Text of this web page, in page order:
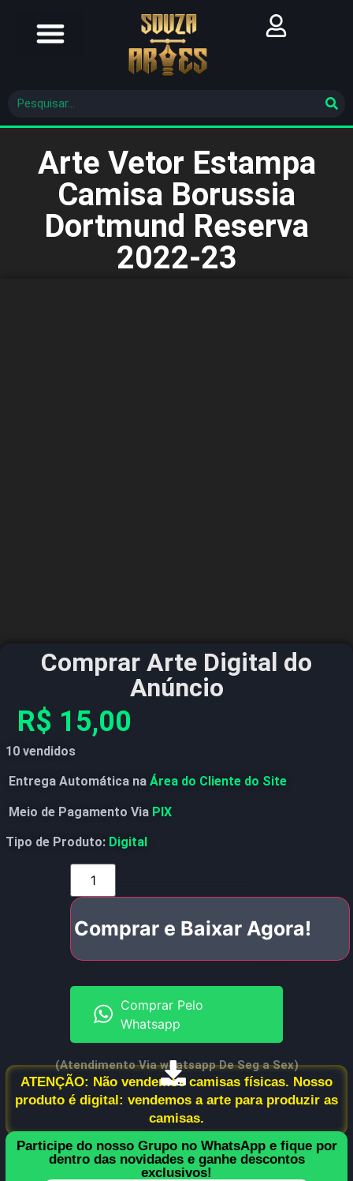
Arte Vetor Estampa
Camisa Borussia
Dortmund Reserva
2022-23
Comprar Arte Digital do
Anúncio
R$ 15,00
10 vendidos
Entrega Automática na Área do Cliente do Site
Meio de Pagamento Via PIX
Tipo de Produto: Digital
Comprar e Baixar Agora!
Comprar Pelo
Whatsapp
(Atendimento Via whatsapp De Seg a Sex)
ATENÇÃO: Não vendemos camisas físicas. Nosso
produto é digital: vendemos a arte para produzir as
camisas.
Participe do nosso Grupo no WhatsApp e fique por
dentro das novidades e ganhe descontos
exclusivos!